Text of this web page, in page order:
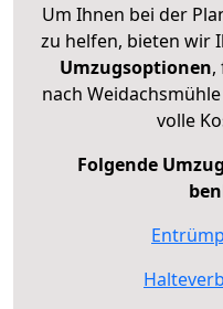
Um Ihnen bei der
zu helfen, bieten wir
Umzugsoptionen,
nach
volle
Folgende